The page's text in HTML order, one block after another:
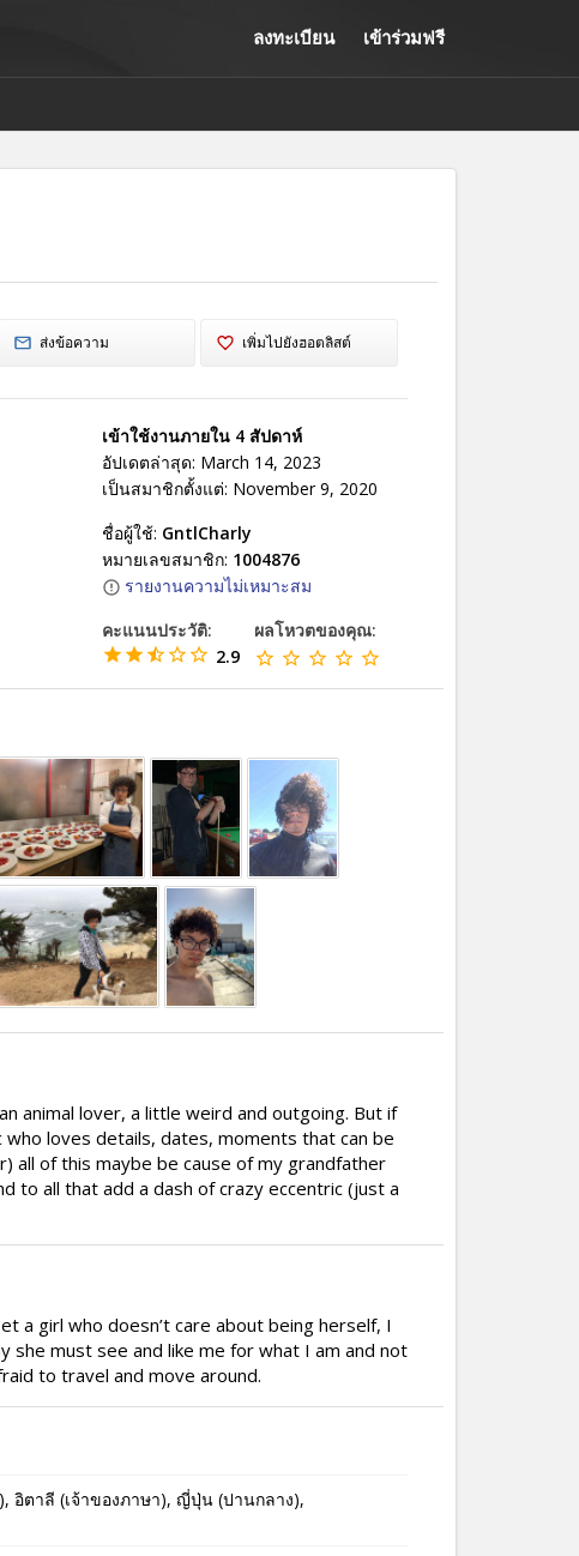
ลงทะเบียน เข้าร่วมฟรี
ส่งข้อความ เพิ่มไปยังฮอตลิสต์
เข้าใช้งานภายใน 4 สัปดาห์
อัปเดตล่าสุด: March 14, 2023
เป็นสมาชิกตั้งแต่: November 9, 2020
ชื่อผู้ใช้: GntlCharly
หมายเลขสมาชิก: 1004876
รายงานความไม่เหมาะสม
คะแนนประวัติ:
2.9
ผลโหวตของคุณ:
animal lover, a little weird and outgoing. But if
loves details, dates, moments that can be
all of this maybe be cause of my grandfather
to all that add a dash of crazy eccentric (just a
a girl who doesn’t care about being herself, I
she must see and like me for what I am and not
to travel and move around.
อิตาลี (เจ้าของภาษา), ญี่ปุ่น (ปานกลาง),